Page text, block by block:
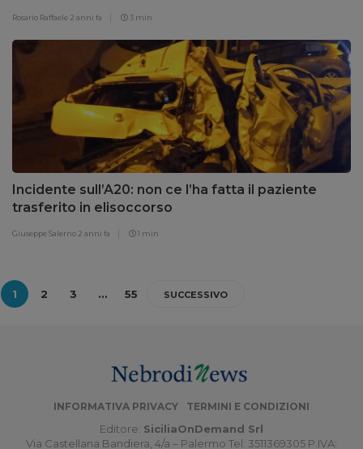
Rosario Raffaele 2 anni fa 3 min
Incidente sull’A20: non ce l’ha fatta il paziente
trasferito in elisoccorso
Giuseppe Salerno 2 anni fa 1 min
1 2 3 … 55 SUCCESSIVO
INFORMATIVA PRIVACY TERMINI E CONDIZIONI
Editore: SiciliaOnDemand Srl
Via Castellana Bandiera, 4/a – Palermo Tel: 3511369305 P.IVA: